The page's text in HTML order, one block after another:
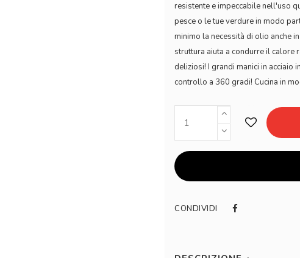
resistente e impeccabile nell'uso
pesce o le tue verdure in modo
minimo la necessità di olio anche
struttura aiuta a condurre il calore
deliziosi! I grandi manici in acciaio
controllo a 360 gradi! Cucina in
CONDIVIDI